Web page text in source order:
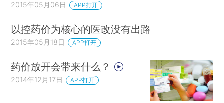
2015年05月06日 APP打开
以控药价为核心的医改没有出路
2015年05月18日 APP打开
药价放开会带来什么？
2014年12月17日 APP打开